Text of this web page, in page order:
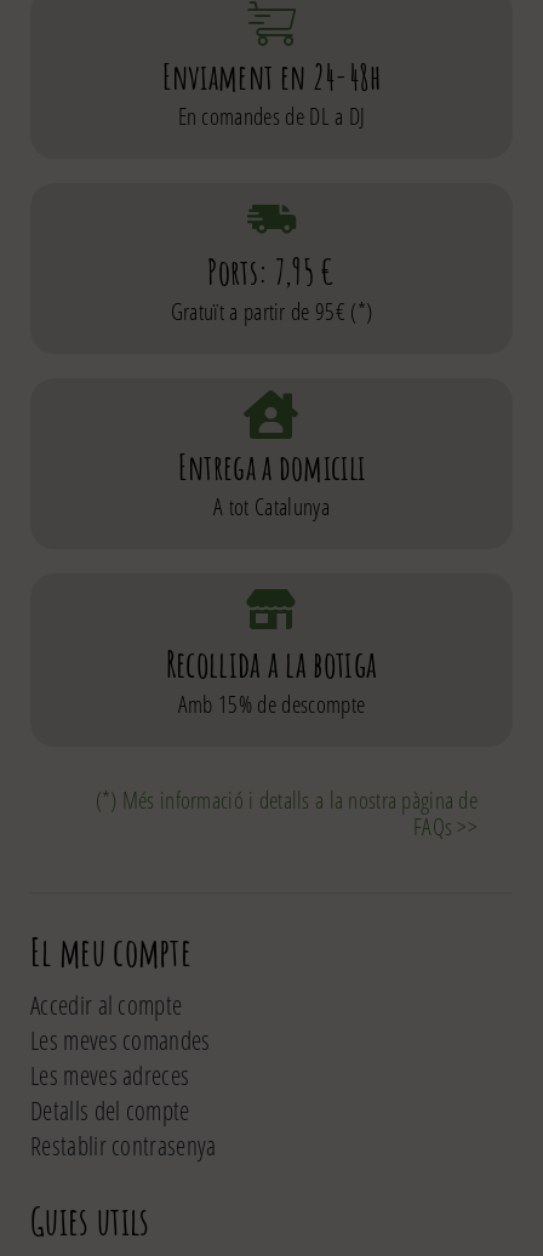
Enviament en 24-48h
En comandes de DL a DJ
Ports: 7,95 €
Gratuït a partir de 95€ (*)
Entrega a domicili
A tot Catalunya
Recollida a la botiga
Amb 15% de descompte
(*) Més informació i detalls a la nostra pàgina de
FAQs >>
El meu compte
Accedir al compte
Les meves comandes
Les meves adreces
Detalls del compte
Restablir contrasenya
Guies utils